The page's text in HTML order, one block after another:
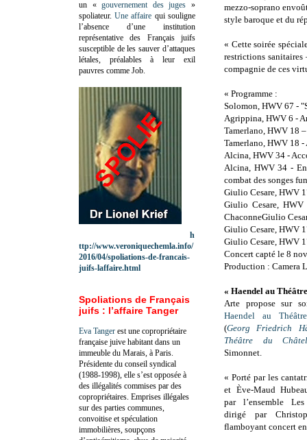
mezzo-soprano
style baroque et du
« Cette soirée
restrictions
compagnie de ces
« Programme :
Solomon, HWV 67 -
Agrippina, HWV 6 -
Tamerlano, HWV 18
Tamerlano, HWV 18
Alcina, HWV 34 -
Alcina, HWV 34 -
combat des songes
Giulio Cesare, HWV
Giulio Cesare,
ChaconneGiulio
Giulio Cesare, HWV
Giulio Cesare, HWV
Concert capté le 8
Production : Camera
« Haendel au
Arte propose sur
Haendel au
(Georg Friedrich
Théâtre du
Simonnet.
« Porté par les
et Ève-Maud
par l’ensemble
dirigé par
flamboyant concert
un «gouvernement des juges »
spoliateur.Une affaire qui souligne
l’absence d’une institution
représentative des Français juifs
susceptible de les sauver d’attaques
létales, préalables à leur exil
pauvres comme Job.
h
ttp://www.veroniquechemla.info/
2016/04/spoliations-de-francais-
juifs-laffaire.html
Spoliations de Français
juifs : l’affaire Tanger
Eva Tanger est une copropriétaire
française juive habitant dans un
immeuble du Marais, à Paris.
Présidente du conseil syndical
(1988-1998), elle s’est opposée à
des illégalités commises par des
copropriétaires. Emprises illégales
sur des parties communes,
convoitise et spéculation
immobilières, soupçons